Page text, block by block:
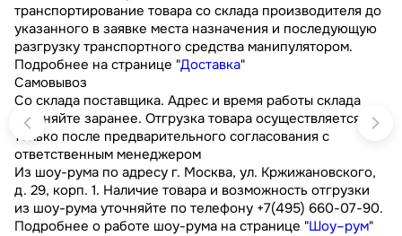
транспортирование товара со склада производителя до
указанного в заявке места назначения и последующую
разгрузку транспортного средства манипулятором.
Подробнее на странице "Доставка"
Самовывоз
Со склада поставщика. Адрес и время работы склада
уточняйте заранее. Отгрузка товара осуществляется
только после предварительного согласования с
ответственным менеджером
Из шоу-рума по адресу г. Москва, ул. Кржижановского,
д. 29, корп. 1. Наличие товара и возможность отгрузки
из шоу-рума уточняйте по телефону +7(495) 660-07-90.
Подробнее о работе шоу-рума на странице "Шоу–рум"